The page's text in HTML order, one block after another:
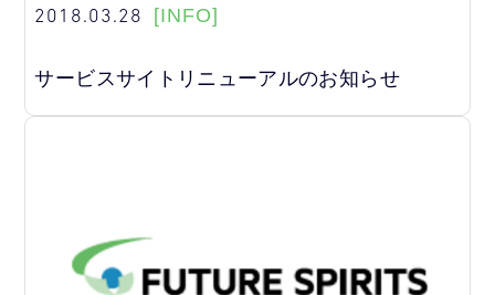
2018.03.28 [INFO]
サービスサイトリニューアルのお知らせ